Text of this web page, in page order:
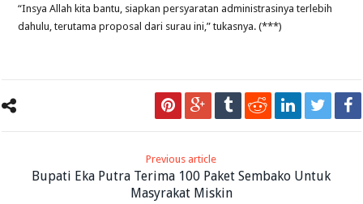
“Insya Allah kita bantu, siapkan persyaratan administrasinya terlebih
dahulu, terutama proposal dari surau ini,” tukasnya. (***)
Previous article
Bupati Eka Putra Terima 100 Paket Sembako Untuk
Masyrakat Miskin